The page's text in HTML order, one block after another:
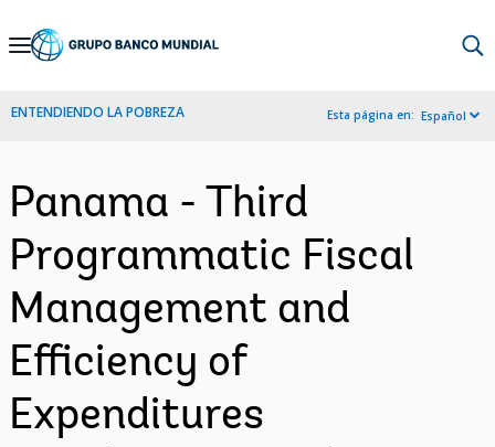
Skip
Navigation
ENTENDIENDO LA POBREZA Esta página en: Español
Panama - Third
Programmatic Fiscal
Management and
Efficiency of
Expenditures